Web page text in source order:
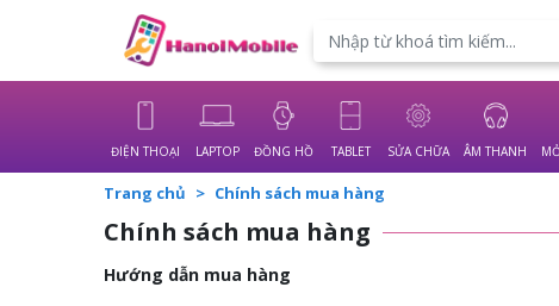
Translate
ĐIỆN THOẠI LAPTOP ĐỒNG HỒ TABLET SỬA CHỮA ÂM THANH
Trang chủ Chính sách mua hàng
Chính sách mua hàng
Hướng dẫn mua hàng